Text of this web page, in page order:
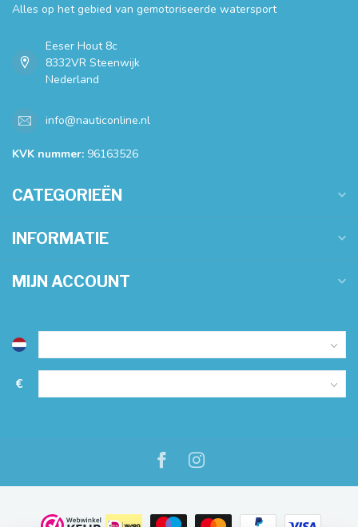
Alles op het gebied van gemotoriseerde watersport
Eeser Hout 8c
8332VR Steenwijk
Nederland
info@nauticonline.nl
KVK nummer: 96163526
CATEGORIEËN
INFORMATIE
MIJN ACCOUNT
€